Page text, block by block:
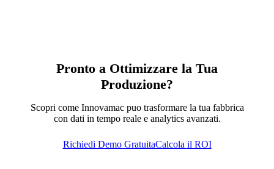
Pronto a Ottimizzare la Tua
Produzione?
Scopri come Innovamac puo trasformare la tua fabbrica
con dati in tempo reale e analytics avanzati.
Richiedi Demo GratuitaCalcola il ROI